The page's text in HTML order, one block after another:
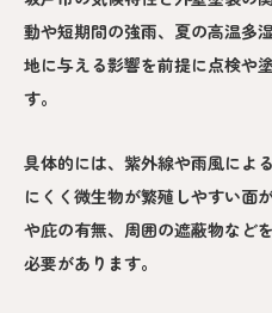
動や短期間の強雨、夏の高温多
地に与える影響を前提に点検や
す。
具体的には、紫外線や雨風によ
にくく微生物が繁殖しやすい面
や庇の有無、周囲の遮蔽物など
必要があります。